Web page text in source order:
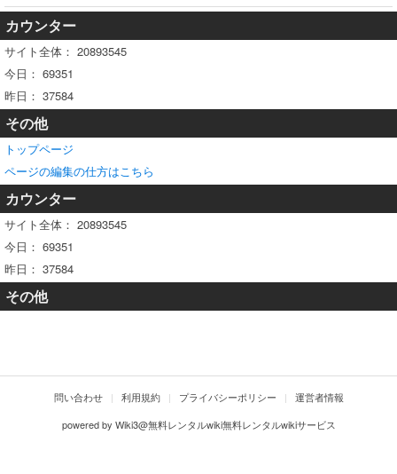
カウンター
サイト全体： 20893545
今日： 69351
昨日： 37584
その他
トップページ
ページの編集の仕方はこちら
カウンター
サイト全体： 20893545
今日： 69351
昨日： 37584
その他
問い合わせ 利用規約 プライバシーポリシー
運営者情報
powered by Wiki3@無料レンタルwiki無料レンタルwikiサービス